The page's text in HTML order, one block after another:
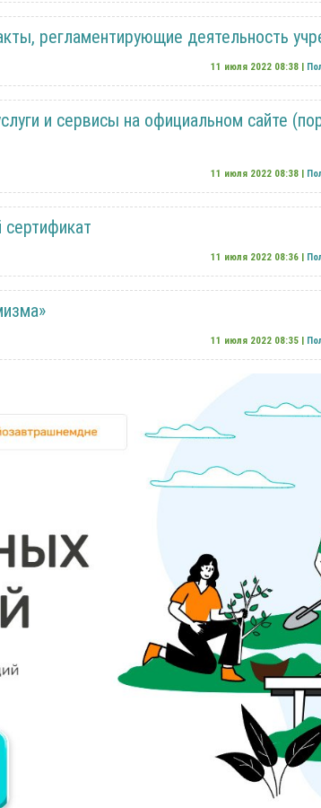
регламентирующие деятельность
11 июля 2022 08:38 |
и сервисы на официальном сайте
11 июля 2022 08:38 |
11 июля 2022 08:36 |
11 июля 2022 08:35 |